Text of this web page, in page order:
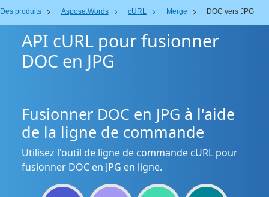
Des produits Aspose.Words cURL Merge DOC vers JPG
API cURL pour fusionner
DOC en JPG
Fusionner DOC en JPG à l'aide
de la ligne de commande
Utilisez l'outil de ligne de commande cURL pour
fusionner DOC en JPG en ligne.